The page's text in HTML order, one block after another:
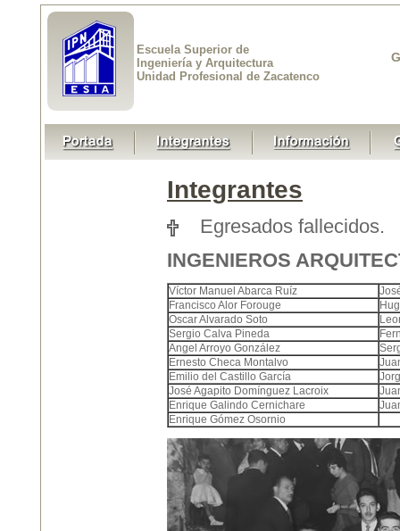
Escuela Superior de
Ingeniería y Arquitectura
Unidad Profesional de Zacatenco
Integrantes
Egresados fallecidos.
INGENIEROS
Víctor Manuel Abarca Ruíz
Francisco Alor Forouge
Oscar Alvarado Soto
Sergio Calva Pineda
Angel Arroyo González
Ernesto Checa Montalvo
Emilio del Castillo García
José Agapito Domínguez Lacroix
Enrique Galindo Cernichare
Enrique Gómez Osornio